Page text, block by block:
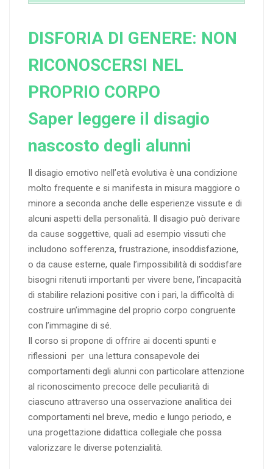
DISFORIA DI GENERE: NON
RICONOSCERSI NEL
PROPRIO CORPO
Saper leggere il disagio
nascosto degli alunni
Il disagio emotivo nell’età evolutiva è una condizione
molto frequente e si manifesta in misura maggiore o
minore a seconda anche delle esperienze vissute e di
alcuni aspetti della personalità. Il disagio può derivare
da cause soggettive, quali ad esempio vissuti che
includono sofferenza, frustrazione, insoddisfazione,
o da cause esterne, quale l’impossibilità di soddisfare
bisogni ritenuti importanti per vivere bene, l’incapacità
di stabilire relazioni positive con i pari, la difficoltà di
costruire un’immagine del proprio corpo congruente
con l’immagine di sé.
Il corso si propone di offrire ai docenti spunti e
riflessioni per una lettura consapevole dei
comportamenti degli alunni con particolare attenzione
al riconoscimento precoce delle peculiarità di
ciascuno attraverso una osservazione analitica dei
comportamenti nel breve, medio e lungo periodo, e
una progettazione didattica collegiale che possa
valorizzare le diverse potenzialità.